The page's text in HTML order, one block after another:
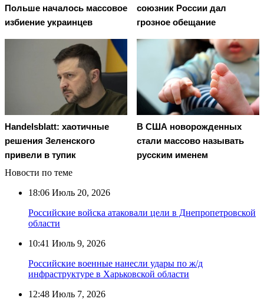
Польше началось массовое
избиение украинцев
союзник России дал
грозное обещание
Handelsblatt: хаотичные
решения Зеленского
привели в тупик
В США новорожденных
стали массово называть
русским именем
Новости по теме
18:06 Июль 20, 2026
Российские войска атаковали цели в Днепропетровской
области
10:41 Июль 9, 2026
Российские военные нанесли удары по ж/д
инфраструктуре в Харьковской области
12:48 Июль 7, 2026